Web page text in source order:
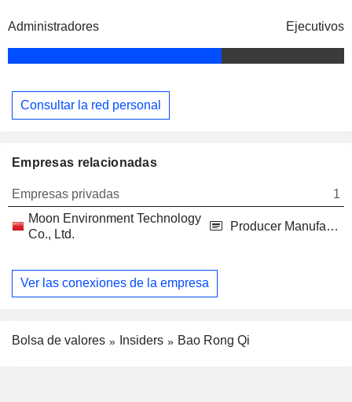
Administradores Ejecutivos
Consultar la red personal
Empresas relacionadas
Empresas privadas
1
Moon Environment Technology
Co., Ltd.
Producer Manufacturing
Ver las conexiones de la empresa
Bolsa de valores Insiders Bao Rong Qi